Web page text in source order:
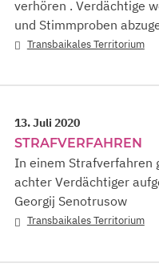
verhören . Verdächtige
und Stimmproben
Transbaikales Territorium
13. Juli 2020
STRAFVERFAHREN
In einem Strafverfahren
achter Verdächtiger
Georgij Senotrusow
Transbaikales Territorium